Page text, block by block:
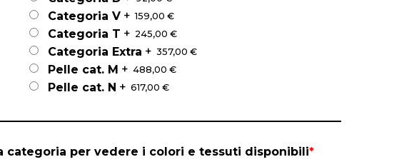
Categoria V + 159,00 €
Categoria T + 245,00 €
Categoria Extra + 357,00 €
Pelle cat. M + 488,00 €
Pelle cat. N + 617,00 €
categoria per vedere i colori e tessuti disponibili*